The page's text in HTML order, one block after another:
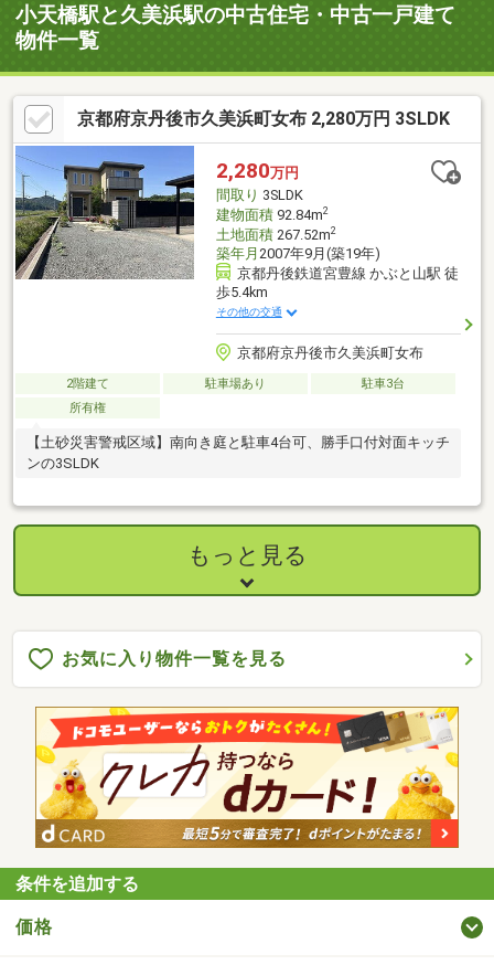
小天橋駅と久美浜駅の中古住宅・中古一戸建て
物件一覧
京都府京丹後市久美浜町女布 2,280万円 3SLDK
2,280万円
間取り 3SLDK
建物面積92.84m2
土地面積267.52m2
築年月 2007年9月(築19年)
京都丹後鉄道宮豊線 かぶと山駅 徒
歩5.4km
その他の交通
京都府京丹後市久美浜町女布
2階建て 駐車場あり
駐車3台
所有権
【土砂災害警戒区域】南向き庭と駐車4台可、勝手口付対面キッチ
ンの3SLDK
もっと見る
お気に入り物件一覧を見る
条件を追加する
価格